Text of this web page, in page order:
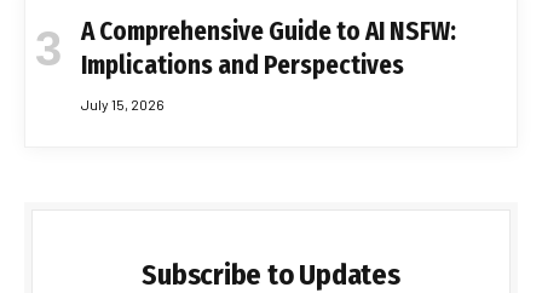
A Comprehensive Guide to AI NSFW:
Implications and Perspectives
July 15, 2026
Subscribe to Updates